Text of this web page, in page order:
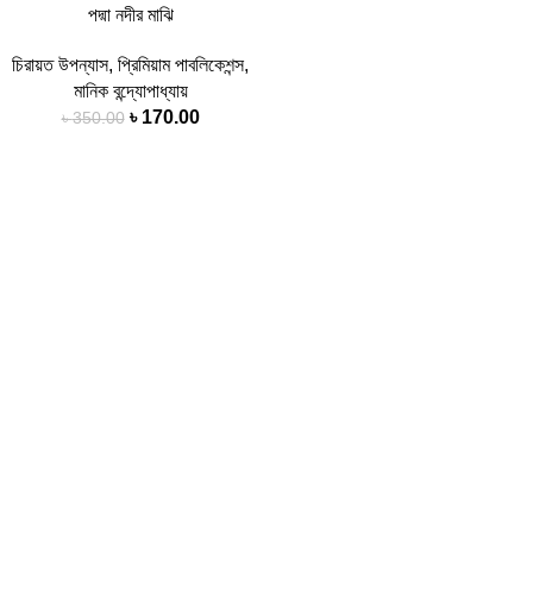
পদ্মা নদীর মাঝি
চিরায়ত উপন্যাস, প্রিমিয়াম পাবলিকেশন্স,
মানিক বন্দ্যোপাধ্যায়
৳350.00 ৳ 170.00